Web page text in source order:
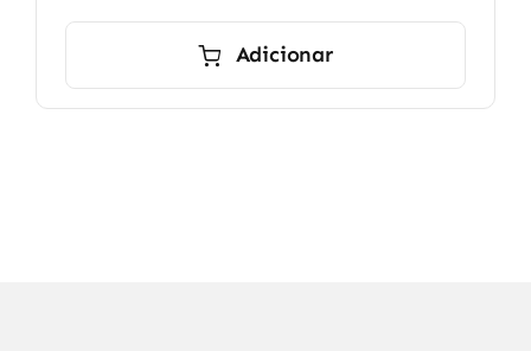
era:
é:
Adicionar